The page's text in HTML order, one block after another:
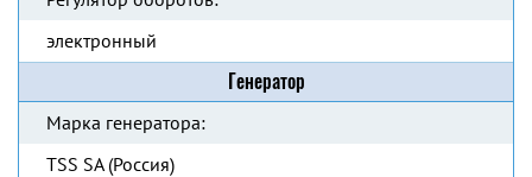
электронный
Генератор
Марка генератора:
TSS SA (Россия)